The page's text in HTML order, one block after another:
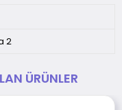
2
ÜRÜNLER